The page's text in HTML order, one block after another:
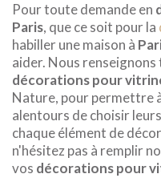
Pour toute demande en
Paris, que ce soit pour la
habiller une maison à
aider. Nous
décorations pour
Nature, pour permettre
alentours de choisir
chaque élément de
n'hésitez pas à remplir
vos décorations pour